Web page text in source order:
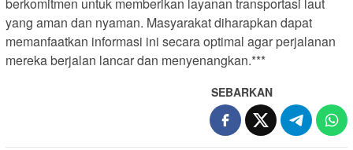
yang aman dan nyaman. Masyarakat diharapkan dapat
memanfaatkan informasi ini secara optimal agar perjalanan
mereka berjalan lancar dan menyenangkan.***
SEBARKAN